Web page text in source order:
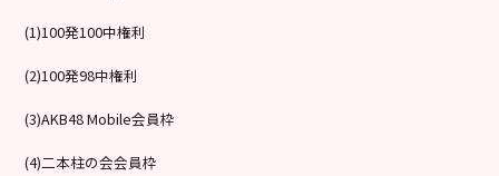
(1)100発100中権利
(2)100発98中権利
(3)AKB48 Mobile会員枠
(4)二本柱の会会員枠